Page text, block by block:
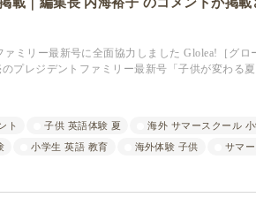
ミリー最新号に全面協力しました Glolea!［グロ
プレジデントファミリー最新号「子供が変わる
ト 子供 英語体験 夏 海外 サマースクール
小学生 英語 教育 海外体験 子供
サマ